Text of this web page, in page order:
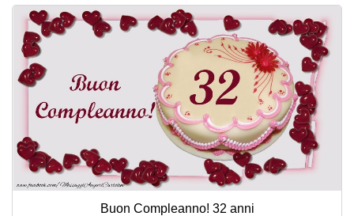
Cartoline musicali
Cartoline animate
Accedi
Buon Compleanno! 32 anni